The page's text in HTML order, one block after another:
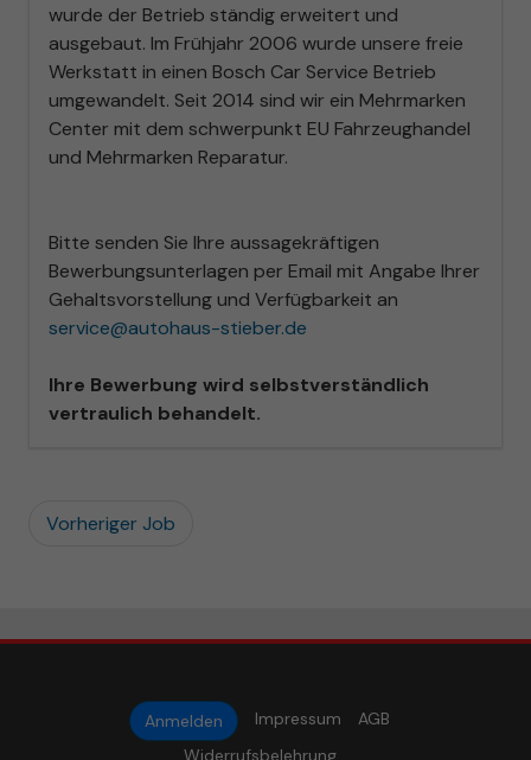
wurde der Betrieb ständig erweitert und
ausgebaut. Im Frühjahr 2006 wurde unsere freie
Werkstatt in einen Bosch Car Service Betrieb
umgewandelt. Seit 2014 sind wir ein Mehrmarken
Center mit dem schwerpunkt EU Fahrzeughandel
und Mehrmarken Reparatur.
Bitte senden Sie Ihre aussagekräftigen
Bewerbungsunterlagen per Email mit Angabe Ihrer
Gehaltsvorstellung und Verfügbarkeit an
service@autohaus-stieber.de
Ihre Bewerbung wird selbstverständlich
vertraulich behandelt.
Vorheriger Job
Anmelden Impressum
AGB
Widerrufsbelehrung